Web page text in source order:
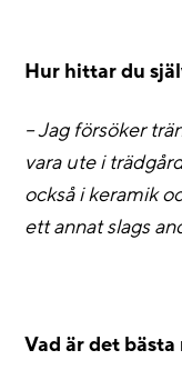
Hur hittar du
– Jag försöker
vara ute i
också i keramik
ett annat slags
Vad är det